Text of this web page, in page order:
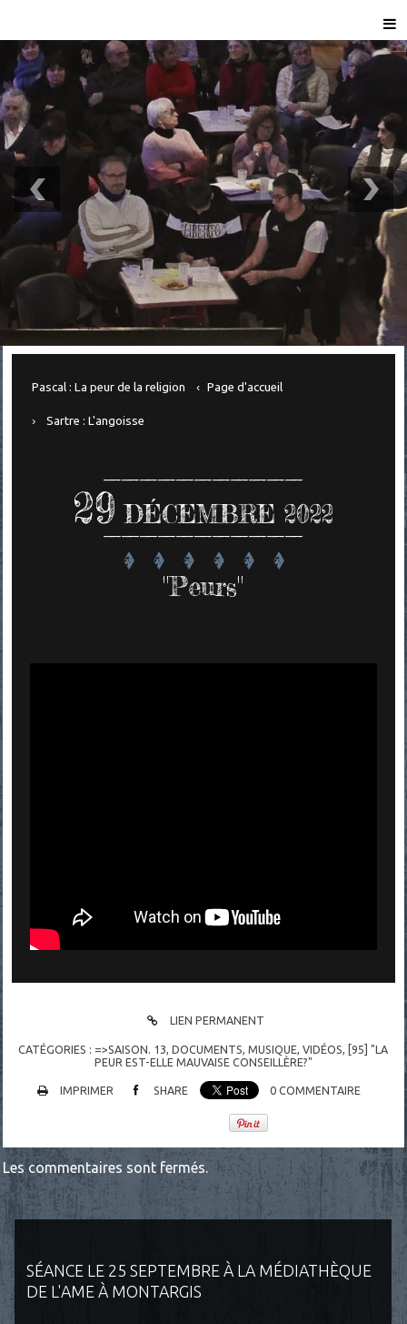
SÉANCE LE 25 SEPTEMBRE À LA MÉDIATHÈQUE
DE L'AME À MONTARGIS
Pascal : La peur de la religion Page d'accueil
Sartre : L'angoisse
29 DÉCEMBRE 2022
"Peurs"
LIEN PERMANENT
CATÉGORIES : =>SAISON. 13,DOCUMENTS,MUSIQUE,VIDÉOS, [95] "LA
PEUR EST-ELLE MAUVAISE CONSEILLÈRE?"
IMPRIMER SHARE 0 COMMENTAIRE
Les commentaires sont fermés.